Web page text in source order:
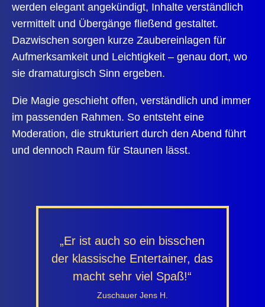
werden elegant angekündigt, Inhalte verständlich
vermittelt und Übergänge fließend gestaltet.
Dazwischen sorgen kurze Zaubereinlagen für
Aufmerksamkeit und Leichtigkeit – genau dort, wo
sie dramaturgisch Sinn ergeben.
Die Magie geschieht offen, verständlich und immer
im passenden Rahmen. So entsteht eine
Moderation, die strukturiert durch den Abend führt
und dennoch Raum für Staunen lässt.
„Er ist auch so ein bisschen
der klassische Entertainer, das
macht sehr viel Spaß!“
Zuschauer Jens H.